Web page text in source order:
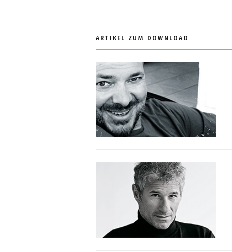
ARTIKEL ZUM DOWNLOAD